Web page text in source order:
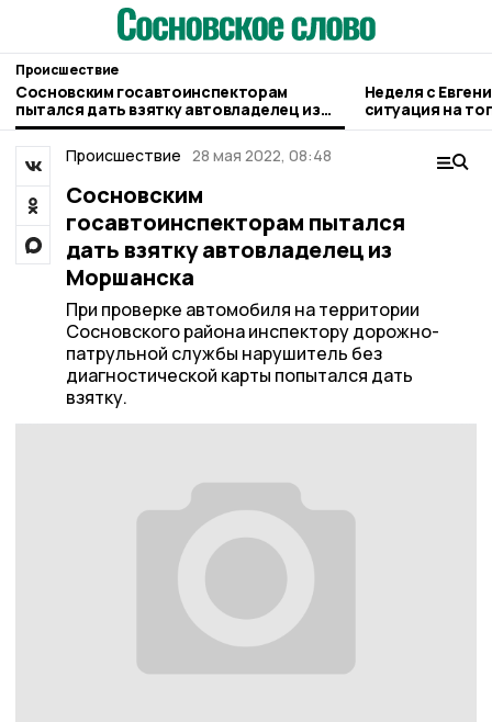
Происшествие
Cосновским госавтоинспекторам
пытался дать взятку автовладелец из
Моршанска
Неделя с
ситуация на
городе и
Происшествие 28 мая 2022, 08:48
Cосновским
госавтоинспекторам пытался
дать взятку автовладелец из
Моршанска
При проверке автомобиля на территории
Сосновского района инспектору дорожно-
патрульной службы нарушитель без
диагностической карты попытался дать
взятку.